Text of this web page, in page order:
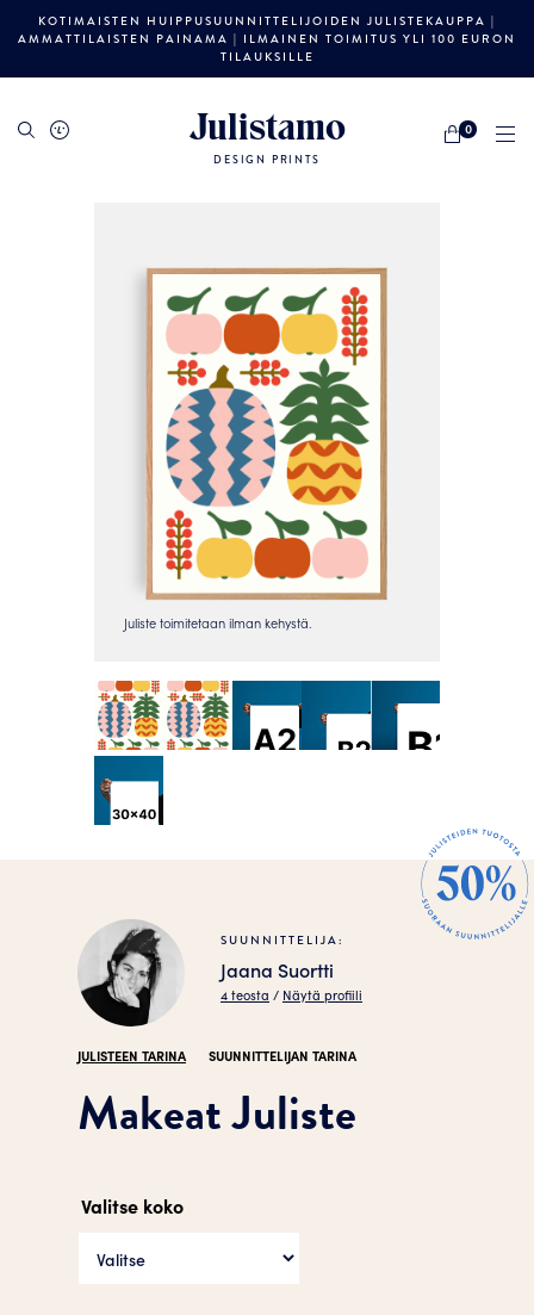
KOTIMAISTEN HUIPPUSUUNNITTELIJOIDEN JULISTEKAUPPA |
AMMATTILAISTEN PAINAMA | ILMAINEN TOIMITUS YLI 100 EURON
TILAUKSILLE
Julistamo
DESIGN PRINTS
0
SUUNNITTELIJA:
Jaana Suortti
4 teosta / Näytä profiili
JULISTEEN TARINA SUUNNITTELIJAN TARINA
Makeat Juliste
Valitse koko